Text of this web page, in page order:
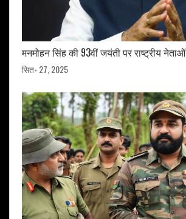
मनमोहन सिंह की 93वीं जयंती पर राष्ट्रीय
सित॰ 27, 2025